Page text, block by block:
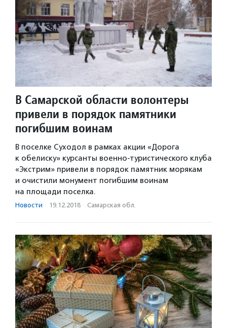
В Самарской области волонтеры
привели в порядок памятники
погибшим воинам
В поселке Суходол в рамках акции «Дорога
к обелиску» курсанты военно-туристического клуба
«Экстрим» привели в порядок памятник морякам
и очистили монумент погибшим воинам
на площади поселка.
Новости · 19.12.2018 · Самарская обл.